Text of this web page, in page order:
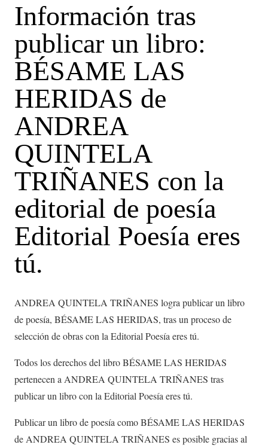
Información tras
publicar un libro:
BÉSAME LAS
HERIDAS de
ANDREA
QUINTELA
TRIÑANES con la
editorial de poesía
Editorial Poesía eres
tú.
ANDREA QUINTELA TRIÑANES logra publicar un libro
de poesía, BÉSAME LAS HERIDAS, tras un proceso de
selección de obras con la Editorial Poesía eres tú.
Todos los derechos del libro BÉSAME LAS HERIDAS
pertenecen a ANDREA QUINTELA TRIÑANES tras
publicar un libro con la Editorial Poesía eres tú.
Publicar un libro de poesía como BÉSAME LAS HERIDAS
de ANDREA QUINTELA TRIÑANES es posible gracias al